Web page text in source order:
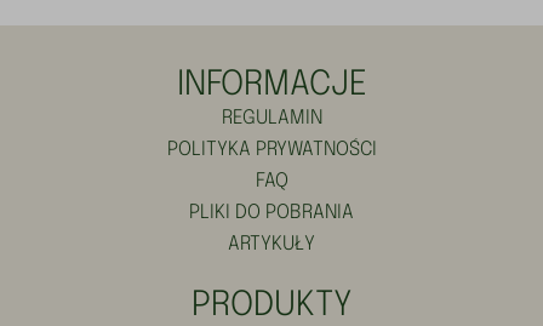
INFORMACJE
REGULAMIN
POLITYKA PRYWATNOŚCI
FAQ
PLIKI DO POBRANIA
ARTYKUŁY
PRODUKTY